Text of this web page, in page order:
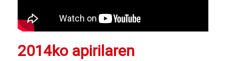
2014ko apirilaren